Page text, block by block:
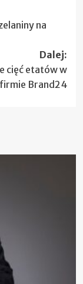
na
Dalej:
cięć etatów w
firmie Brand24